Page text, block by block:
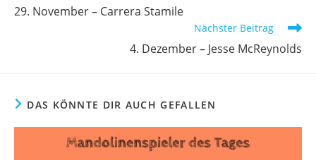
29. November – Carrera Stamile
Nächster Beitrag
4. Dezember – Jesse McReynolds
DAS KÖNNTE DIR AUCH GEFALLEN